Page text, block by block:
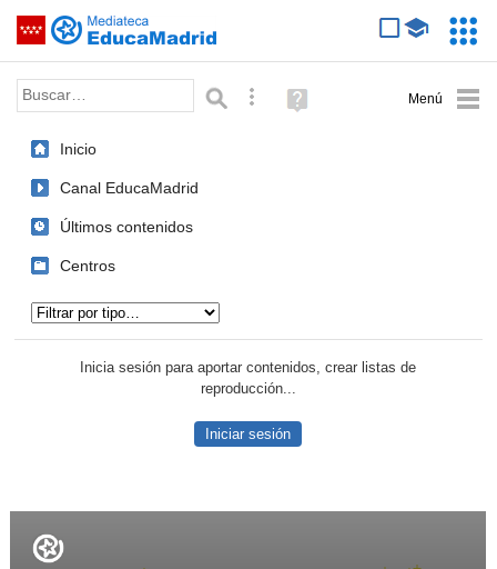
Saltar navegación
Palabra o frase: Búsqueda avanzada
Ayuda
(en
Inicio
Canal EducaMadrid
Últimos contenidos
Centros
Inicia sesión para aportar contenidos, crear listas de
reproducción...
Iniciar sesión